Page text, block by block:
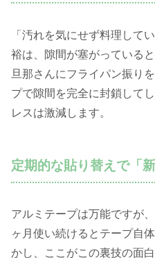
「汚れを気にせず料理して
裕は、隙間が塞がっている
旦那さんにフライパン振り
プで隙間を完全に封鎖して
レスは激減します。
定期的な貼り替えで「
アルミテープは万能ですが
ヶ月使い続けるとテープ自
かし、ここがこの裏技の面